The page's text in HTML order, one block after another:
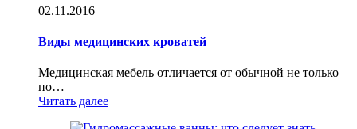
02.11.2016
Виды медицинских кроватей
Медицинская мебель отличается от обычной не только
по…
Читать далее